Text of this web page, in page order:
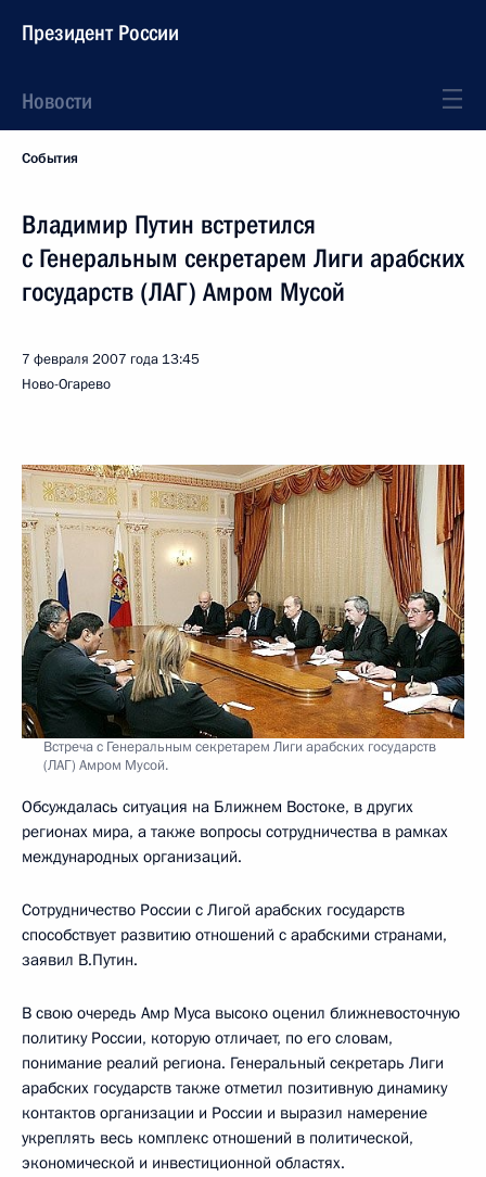
Президент России
Новости
События
Владимир Путин встретился
с Генеральным секретарем Лиги арабских
государств (ЛАГ) Амром Мусой
7 февраля 2007 года 13:45
Ново-Огарево
Встреча с Генеральным секретарем Лиги арабских государств
(ЛАГ) Амром Мусой.
Обсуждалась ситуация на Ближнем Востоке, в других
регионах мира, а также вопросы сотрудничества в рамках
международных организаций.
Сотрудничество России с Лигой арабских государств
способствует развитию отношений с арабскими странами,
заявил В.Путин.
В свою очередь Амр Муса высоко оценил ближневосточную
политику России, которую отличает, по его словам,
понимание реалий региона. Генеральный секретарь Лиги
арабских государств также отметил позитивную динамику
контактов организации и России и выразил намерение
укреплять весь комплекс отношений в политической,
экономической и инвестиционной областях.